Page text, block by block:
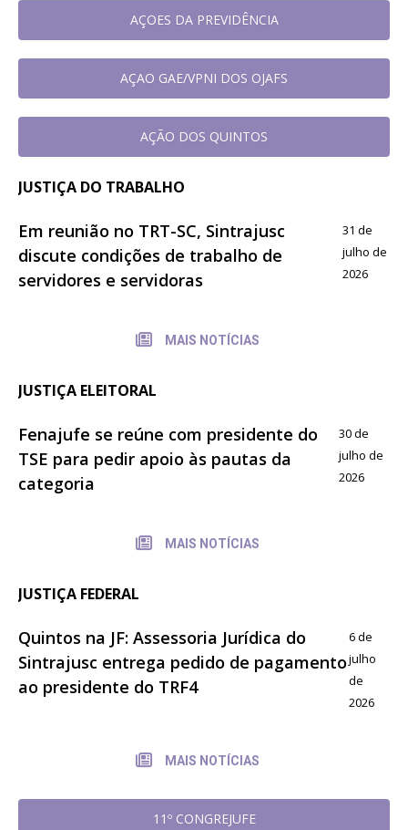
AÇOES DA PREVIDÊNCIA
AÇAO GAE/VPNI DOS OJAFS
AÇÃO DOS QUINTOS
JUSTIÇA DO TRABALHO
Em reunião no TRT-SC, Sintrajusc
discute condições de trabalho de
servidores e servidoras
31 de
julho de
2026
MAIS NOTÍCIAS
JUSTIÇA ELEITORAL
Fenajufe se reúne com presidente do
TSE para pedir apoio às pautas da
categoria
30 de
julho de
2026
MAIS NOTÍCIAS
JUSTIÇA FEDERAL
Quintos na JF: Assessoria Jurídica do
Sintrajusc entrega pedido de pagamento
ao presidente do TRF4
6 de
julho
de
2026
MAIS NOTÍCIAS
11º CONGREJUFE